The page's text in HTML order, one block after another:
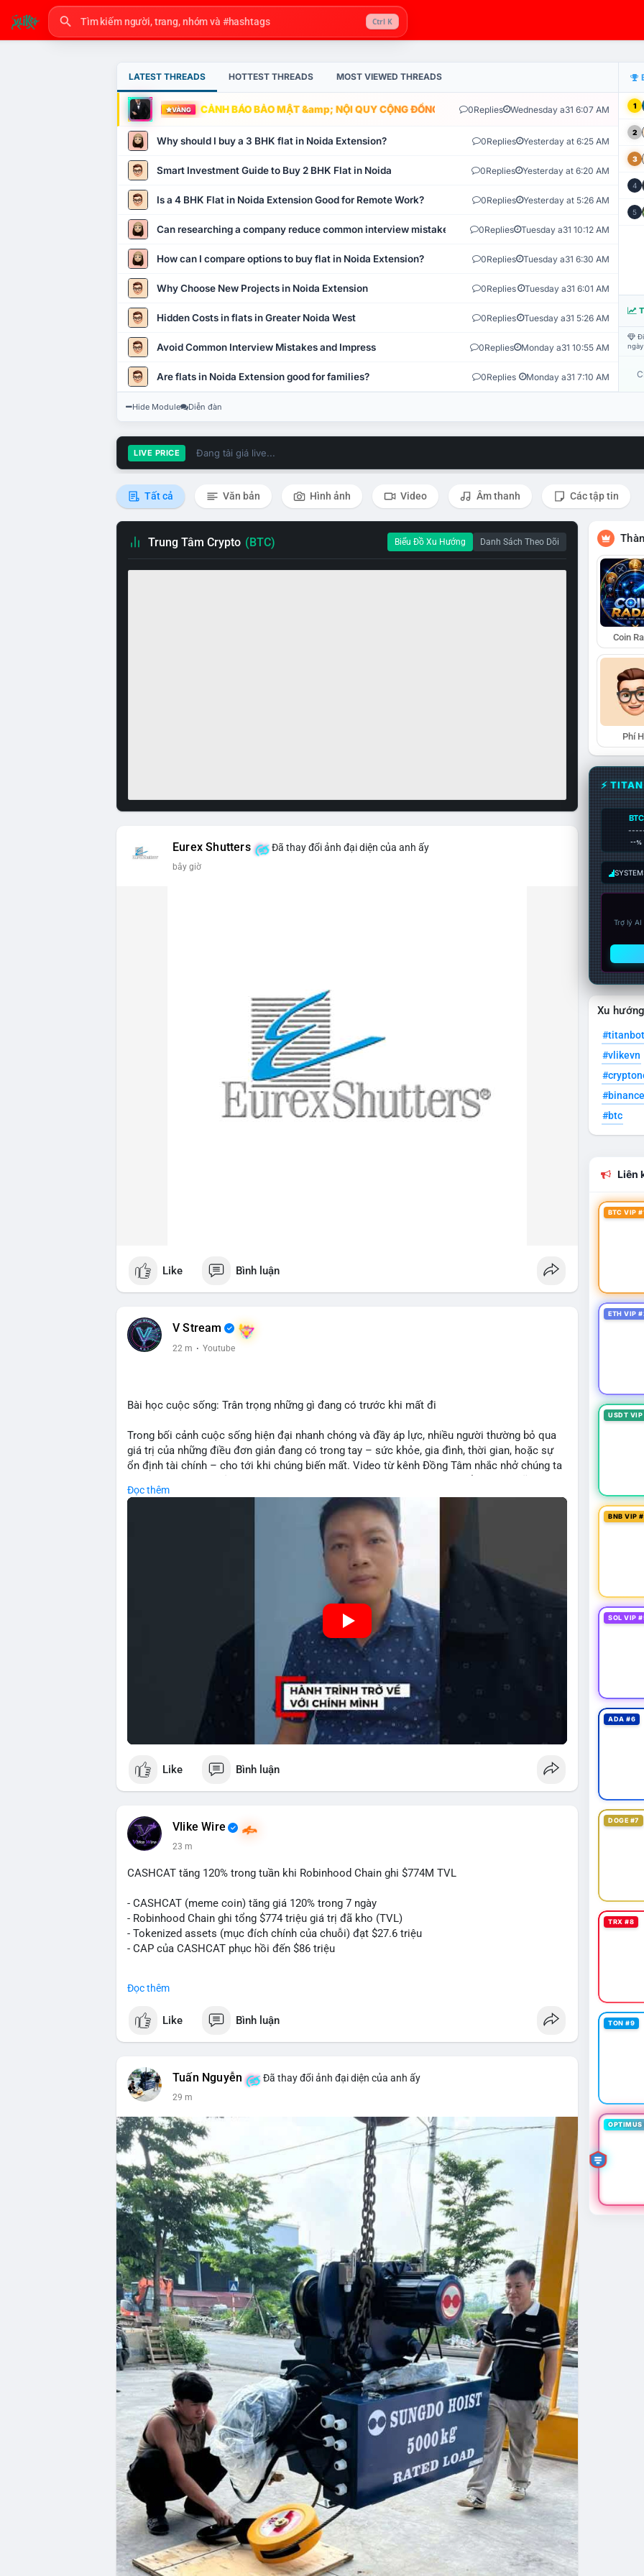
Ctrl K
LATEST THREADS HOTTEST THREADS MOST VIEWED THREADS
VÀNG CẢNH BÁO BẢO MẬT &amp; NỘI QUY CỘNG ĐỒNG VLIKE.VN: HỆ THỐNG GIÁM SÁT TỰ
0Replies Wednesday a31 6:07 AM
Why should I buy a 3 BHK flat in Noida Extension? 0Replies Yesterday at 6:25 AM
Smart Investment Guide to Buy 2 BHK Flat in Noida 0Replies Yesterday at 6:20 AM
Is a 4 BHK Flat in Noida Extension Good for Remote Work? 0Replies Yesterday at 5:26 AM
Can researching a company reduce common interview mistakes? 0Replies Tuesday a31 10:12 AM
How can I compare options to buy flat in Noida Extension? 0Replies Tuesday a31 6:30 AM
Why Choose New Projects in Noida Extension 0Replies Tuesday a31 6:01 AM
Hidden Costs in flats in Greater Noida West 0Replies Tuesday a31 5:26 AM
Avoid Common Interview Mistakes and Impress 0Replies Monday a31 10:55 AM
Are flats in Noida Extension good for families? 0Replies Monday a31 7:10 AM
1
2
3
4
5
Hide Module Diễn đàn
LIVE PRICE Đang tải giá live...
Tất cả Văn bản Hình ảnh Video Âm thanh Các tập tin
Trung Tâm Crypto (BTC) Biểu Đồ Xu Hướng Danh Sách Theo Dõi
Eurex Shutters Đã thay đổi ảnh đại diện của anh ấy
bây giờ
Like Bình luận
V Stream
22 m · Youtube
Bài học cuộc sống: Trân trọng những gì đang có trước khi mất đi
Trong bối cảnh cuộc sống hiện đại nhanh chóng và đầy áp lực, nhiều người thường bỏ qua
giá trị của những điều đơn giản đang có trong tay – sức khỏe, gia đình, thời gian, hoặc sự
ổn định tài chính – cho tới khi chúng biến mất. Video từ kênh Đồng Tâm nhắc nhở chúng ta
quyết định đầu tư: thay vì chạy theo lợi nhuận ngắn hạn hoặc xu hướng bùng nổ, nhà đầu tư
thông minh biết trân trọng và bảo toàn tài sản hiện có, tránh rủi ro không cần thiết qua sự
Đọc thêm
Like Bình luận
Vlike Wire
23 m
CASHCAT tăng 120% trong tuần khi Robinhood Chain ghi $774M TVL
- CASHCAT (meme coin) tăng giá 120% trong 7 ngày
- Robinhood Chain ghi tổng $774 triệu giá trị đã kho (TVL)
- Tokenized assets (mục đích chính của chuỗi) đạt $27.6 triệu
- CAP của CASHCAT phục hồi đến $86 triệu
#vlikevn #titanbot
📰 Nguồn: CoinDesk
Đọc thêm
Like Bình luận
Tuấn Nguyễn Đã thay đổi ảnh đại diện của anh ấy
29 m
Coin
Phí
⚡
BTC
--%
Trợ lý
Xu
#titanbot
#vlikevn
#btc
Liên
BTC VIP
ETH VIP
USDT
BNB VIP
SOL VIP
ADA #6
DOGE #7
TRX #8
TON #9
OPTIMUS